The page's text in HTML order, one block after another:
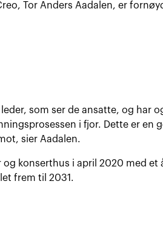
Tor Anders Aadalen, er
som ser de ansatte, og har
i fjor. Dette er en
sier Aadalen.
konserthus i april 2020 med et
frem til 2031.